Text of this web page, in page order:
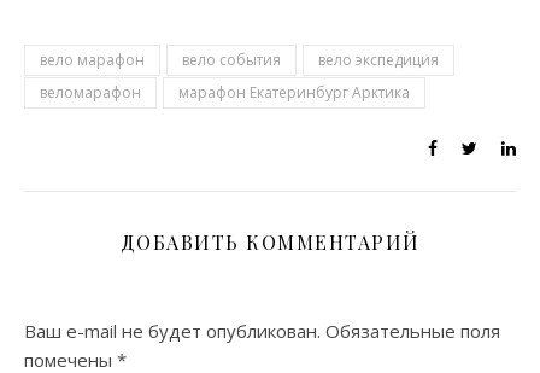
вело марафон вело события
вело экспедиция
веломарафон
марафон Екатеринбург Арктика
ДОБАВИТЬ КОММЕНТАРИЙ
Ваш e-mail не будет опубликован. Обязательные поля
помечены *